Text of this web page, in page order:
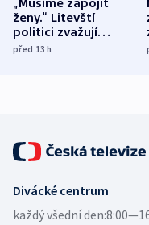
„Musíme zapojit
ženy.“ Litevští
politici zvažují
dohodu o
před 13h
Divácké centrum
každý všední den: